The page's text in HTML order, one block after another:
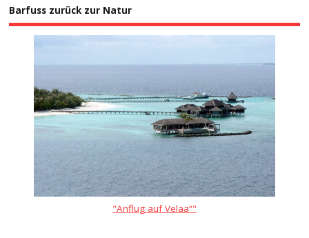
Barfuss zurück zur Natur
"Anflug auf Velaa“"